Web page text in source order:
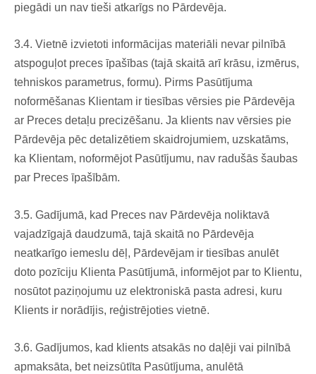
piegādi un nav tieši atkarīgs no Pārdevēja.
3.4. Vietnē izvietoti informācijas materiāli nevar pilnībā
atspoguļot preces īpašības (tajā skaitā arī krāsu, izmērus,
tehniskos parametrus, formu). Pirms Pasūtījuma
noformēšanas Klientam ir tiesības vērsies pie Pārdevēja
ar Preces detaļu precizēšanu. Ja klients nav vērsies pie
Pārdevēja pēc detalizētiem skaidrojumiem, uzskatāms,
ka Klientam, noformējot Pasūtījumu, nav radušās šaubas
par Preces īpašībām.
3.5. Gadījumā, kad Preces nav Pārdevēja noliktavā
vajadzīgajā daudzumā, tajā skaitā no Pārdevēja
neatkarīgo iemeslu dēļ, Pārdevējam ir tiesības anulēt
doto pozīciju Klienta Pasūtījumā, informējot par to Klientu,
nosūtot paziņojumu uz elektroniskā pasta adresi, kuru
Klients ir norādījis, reģistrējoties vietnē.
3.6. Gadījumos, kad klients atsakās no daļēji vai pilnībā
apmaksāta, bet neizsūtīta Pasūtījuma, anulētā